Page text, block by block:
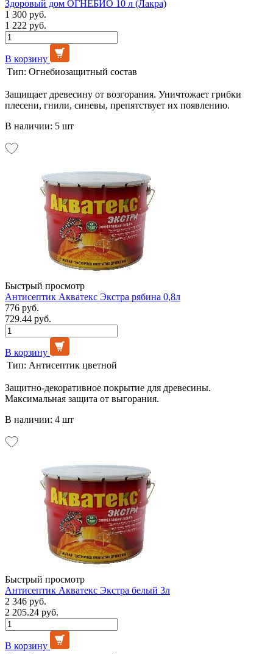
Здоровый дом ОГНЕБИО 10 л (Лакра)
1 300 руб.
1 222 руб.
В корзину
Тип: Огнебиозащитный состав
Защищает древесину от возгорания. Уничтожает грибки
плесени, гнили, синевы, препятствует их появлению.
В наличии: 5 шт
Быстрый просмотр
Антисептик Акватекс Экстра рябина 0,8л
776 руб.
729.44 руб.
В корзину
Тип: Антисептик цветной
Защитно-декоративное покрытие для древесины.
Максимальная защита от выгорания.
В наличии: 4 шт
Быстрый просмотр
Антисептик Акватекс Экстра белый 3л
2 346 руб.
2 205.24 руб.
В корзину